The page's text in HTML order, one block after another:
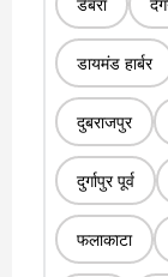
डायमंड हार्बर
दुबराजपुर
दुर्गापुर पूर्व
फलाकाटा